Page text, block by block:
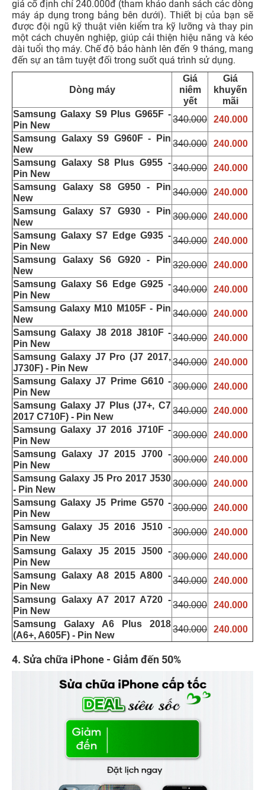
giá cố định chỉ 240.000đ (tham khảo danh sách các dòng
máy áp dụng trong bảng bên dưới). Thiết bị của bạn sẽ
được đội ngũ kỹ thuật viên kiểm tra kỹ lưỡng và thay pin
một cách chuyên nghiệp, giúp cải thiện hiệu năng và kéo
dài tuổi thọ máy. Chế độ bảo hành lên đến 9 tháng, mang
đến sự an tâm tuyệt đối trong suốt quá trình sử dụng.
Dòng máy
Giá
niêm
yết
Giá
khuyến
mãi
Samsung Galaxy S9 Plus G965F -
Pin New
340.000
240.000
Samsung Galaxy S9 G960F - Pin
New
340.000
240.000
Samsung Galaxy S8 Plus G955 -
Pin New
340.000
240.000
Samsung Galaxy S8 G950 - Pin
New
340.000
240.000
Samsung Galaxy S7 G930 - Pin
New
300.000
240.000
Samsung Galaxy S7 Edge G935 -
Pin New
340.000
240.000
Samsung Galaxy S6 G920 - Pin
New
320.000
240.000
Samsung Galaxy S6 Edge G925 -
Pin New
340.000
240.000
Samsung Galaxy M10 M105F - Pin
New
340.000
240.000
Samsung Galaxy J8 2018 J810F -
Pin New
340.000
240.000
Samsung Galaxy J7 Pro (J7 2017,
J730F) - Pin New
340.000
240.000
Samsung Galaxy J7 Prime G610 -
Pin New
300.000
240.000
Samsung Galaxy J7 Plus (J7+, C7
2017 C710F) - Pin New
340.000
240.000
Samsung Galaxy J7 2016 J710F -
Pin New
300.000
240.000
Samsung Galaxy J7 2015 J700 -
Pin New
300.000
240.000
Samsung Galaxy J5 Pro 2017 J530
- Pin New
300.000
240.000
Samsung Galaxy J5 Prime G570 -
Pin New
300.000
240.000
Samsung Galaxy J5 2016 J510 -
Pin New
300.000
240.000
Samsung Galaxy J5 2015 J500 -
Pin New
300.000
240.000
Samsung Galaxy A8 2015 A800 -
Pin New
340.000
240.000
Samsung Galaxy A7 2017 A720 -
Pin New
340.000
240.000
Samsung Galaxy A6 Plus 2018
(A6+, A605F) - Pin New
340.000 240.000
4. Sửa chữa iPhone - Giảm đến 50%